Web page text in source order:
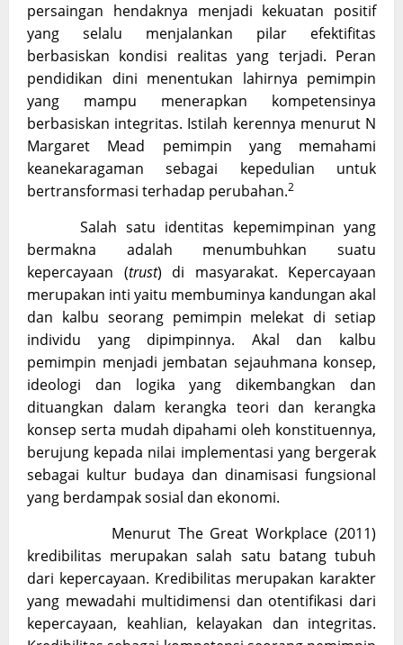
persaingan hendaknya menjadi kekuatan positif
yang selalu menjalankan pilar efektifitas
berbasiskan kondisi realitas yang terjadi. Peran
pendidikan dini menentukan lahirnya pemimpin
yang mampu menerapkan kompetensinya
berbasiskan integritas. Istilah kerennya menurut N
Margaret Mead pemimpin yang memahami
keanekaragaman sebagai kepedulian untuk
bertransformasi terhadap perubahan.2
Salah satu identitas kepemimpinan yang
bermakna adalah menumbuhkan suatu
kepercayaan (trust) di masyarakat. Kepercayaan
merupakan inti yaitu membuminya kandungan akal
dan kalbu seorang pemimpin melekat di setiap
individu yang dipimpinnya. Akal dan kalbu
pemimpin menjadi jembatan sejauhmana konsep,
ideologi dan logika yang dikembangkan dan
dituangkan dalam kerangka teori dan kerangka
konsep serta mudah dipahami oleh konstituennya,
berujung kepada nilai implementasi yang bergerak
sebagai kultur budaya dan dinamisasi fungsional
yang berdampak sosial dan ekonomi.
Menurut The Great Workplace (2011)
kredibilitas merupakan salah satu batang tubuh
dari kepercayaan. Kredibilitas merupakan karakter
yang mewadahi multidimensi dan otentifikasi dari
kepercayaan, keahlian, kelayakan dan integritas.